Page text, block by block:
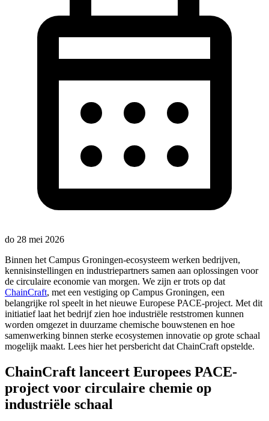
do 28 mei 2026
Binnen het Campus Groningen-ecosysteem werken bedrijven,
kennisinstellingen en industriepartners samen aan oplossingen voor
de circulaire economie van morgen. We zijn er trots op dat
ChainCraft, met een vestiging op Campus Groningen, een
belangrijke rol speelt in het nieuwe Europese PACE-project. Met dit
initiatief laat het bedrijf zien hoe industriële reststromen kunnen
worden omgezet in duurzame chemische bouwstenen en hoe
samenwerking binnen sterke ecosystemen innovatie op grote schaal
mogelijk maakt. Lees hier het persbericht dat ChainCraft opstelde.
ChainCraft lanceert Europees PACE-
project voor circulaire chemie op
industriële schaal